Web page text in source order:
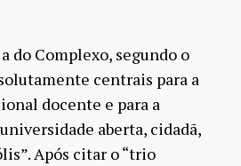
do Complexo, segundo o
centrais para a
docente e para a
aberta, cidadã,
Após citar o “trio